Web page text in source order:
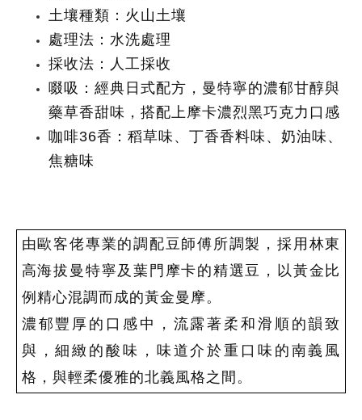
土壤種類：火山土壤
處理法：水洗處理
採收法：人工採收
啜吸：經典日式配方，曼特寧的濃郁甘醇與
藥草香甜味，搭配上摩卡濃烈黑巧克力口感
咖啡36香：稻草味、丁香香料味、奶油味、
焦糖味
由歐客佬專業的調配豆師傅所調製，採用林東
高海拔曼特寧及葉門摩卡的精選豆，以黃金比
例精心混調而成的黃金曼摩。
濃郁豐厚的口感中，流露著柔和滑順的韻致
與，細緻的酸味，味道介於重口味的南義風
格，與輕柔優雅的北義風格之間。